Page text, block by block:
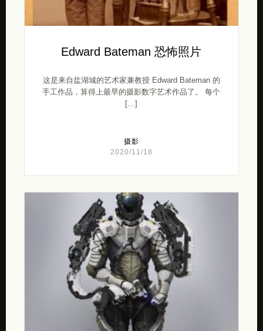
Edward Bateman 恐怖照片
这是来自盐湖城的艺术家兼教授 Edward Bateman 的
手工作品，算得上最早的摄影数字艺术作品了。 每个
[…]
摄影
2020/11/18